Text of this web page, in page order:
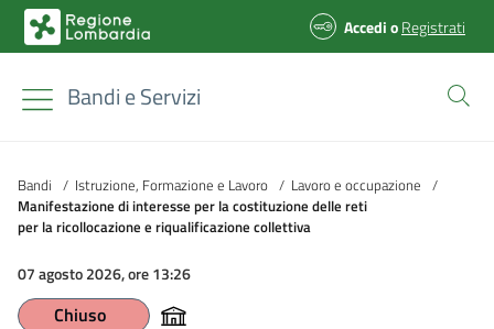
AccedioRegistrati
Bandi e Servizi
Bandi / Istruzione, Formazione e Lavoro / Lavoro e occupazione /
Manifestazione di interesse per la costituzione delle reti
per la ricollocazione e riqualificazione collettiva
07 agosto 2026, ore 13:26
Chiuso